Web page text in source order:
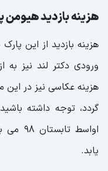
هزینه بازدید هیومن
هزینه عکاسی نیز در
گردد، توجه داشته
یابد.